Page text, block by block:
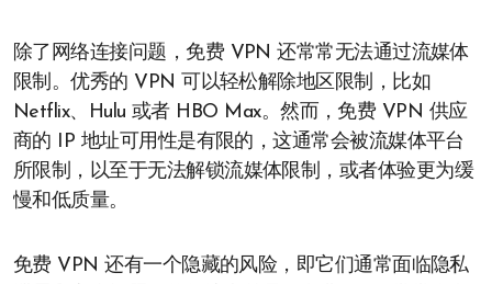
除了网络连接问题，免费 VPN 还常常无法通过流媒体
限制。优秀的 VPN 可以轻松解除地区限制，比如
Netflix、Hulu 或者 HBO Max。然而，免费 VPN 供应
商的 IP 地址可用性是有限的，这通常会被流媒体平台
所限制，以至于无法解锁流媒体限制，或者体验更为缓
慢和低质量。
免费 VPN 还有一个隐藏的风险，即它们通常面临隐私